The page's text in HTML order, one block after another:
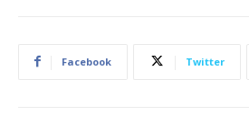
Facebook Twitter